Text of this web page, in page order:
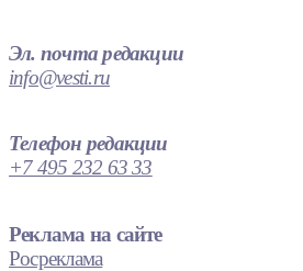
Эл. почта редакции
info@vesti.ru
Телефон редакции
+7 495 232 63 33
Реклама на сайте
Росреклама